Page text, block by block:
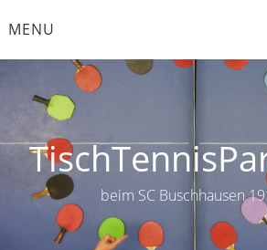
toMENU
beim SC Buschhausen